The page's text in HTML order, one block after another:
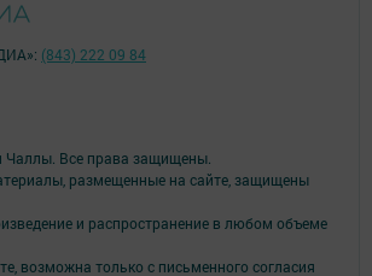
Чаллы. Все права защищены.
размещенные на сайте, защищены
и распространение в любом объеме
возможна только с письменного согласия
(843) 222 09 84